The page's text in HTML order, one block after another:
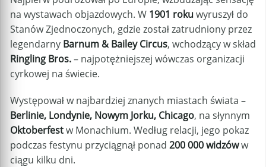
na wystawach objazdowych. W 1901 rokuwyruszył do
Stanów Zjednoczonych, gdzie został zatrudniony przez
legendarny Barnum & Bailey Circus, wchodzący w skład
Ringling Bros.– najpotężniejszej wówczas organizacji
cyrkowej na świecie.
Występował w najbardziej znanych miastach świata –
Berlinie, Londynie, Nowym Jorku, Chicago, na słynnym
Oktoberfestw Monachium. Według relacji, jego pokaz
podczas festynu przyciągnął ponad 200 000 widzóww
ciągu kilku dni.